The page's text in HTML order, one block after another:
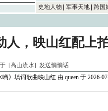
史地人物
军事天地 跨国
人，映山红配上
[高山流水] 发送悄悄话
哟》填词歌曲映山红 由 queen 于 2026-